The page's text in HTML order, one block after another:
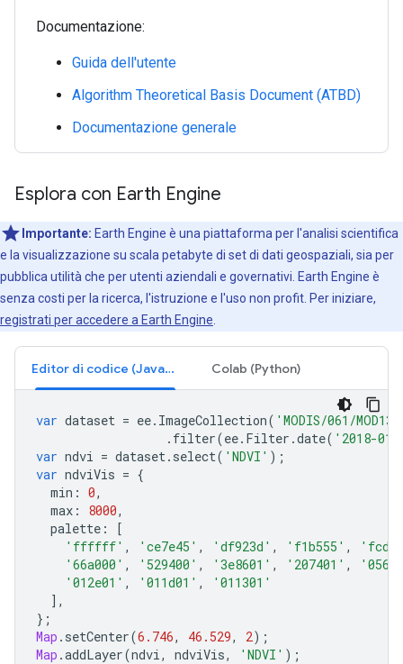
Documentazione:
Guida dell'utente
Algorithm Theoretical Basis Document (ATBD)
Documentazione generale
Esplora con Earth Engine
Importante: Earth Engine è una piattaforma per l'analisi scientifica
e la visualizzazione su scala petabyte di set di dati geospaziali, sia per
pubblica utilità che per utenti aziendali e governativi. Earth Engine è
senza costi per la ricerca, l'istruzione e l'uso non profit. Per iniziare,
registrati per accedere a Earth Engine
Editor di codice (JavaScript) Colab (Python)
var dataset = ee. ImageCollection( 'MODIS/061/
. filter(ee. Filter .date( '2018-
var ndvi = dataset. select( 'NDVI' );
var ndviVis = {
min : 0,
max : 8000,
palette :
[
'ffffff' , 'ce7e45' , 'df923d' , 'f1b555' ,
'66a000' , '529400' , '3e8601' , '207401' ,
'012e01' , '011d01' ,
'011301'
],
};
Map . setCenter(6.746, 46.529, 2);
Map .addLayer(ndvi, ndviVis, 'NDVI' );